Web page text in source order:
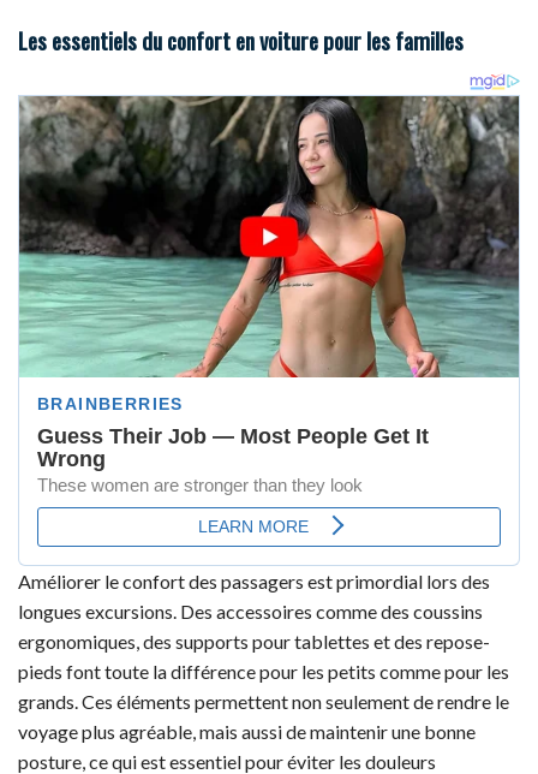
Les essentiels du confort en voiture pour les familles
Améliorer le confort des passagers est primordial lors des
longues excursions. Des accessoires comme des coussins
ergonomiques, des supports pour tablettes et des repose-
pieds font toute la différence pour les petits comme pour les
grands. Ces éléments permettent non seulement de rendre le
voyage plus agréable, mais aussi de maintenir une bonne
posture, ce qui est essentiel pour éviter les douleurs